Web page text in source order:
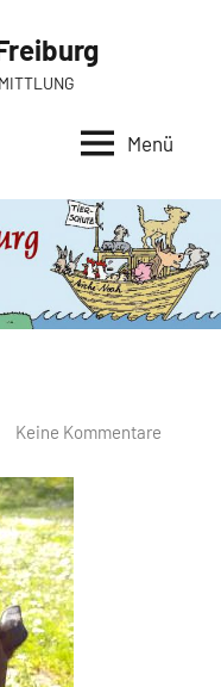
Menü
Keine Kommentare